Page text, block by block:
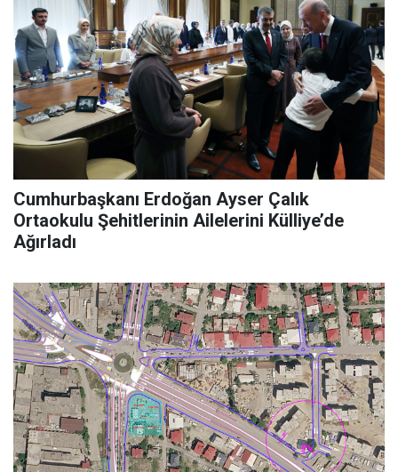
Cumhurbaşkanı Erdoğan Ayser Çalık
Ortaokulu Şehitlerinin Ailelerini Külliye’de
Ağırladı